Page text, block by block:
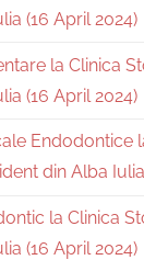
(16 April 2024)
la Clinica
(16 April 2024)
Endodontice
din Alba
la Clinica
(16 April 2024)